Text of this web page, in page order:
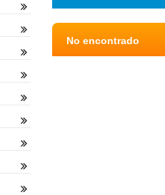
No encontrado